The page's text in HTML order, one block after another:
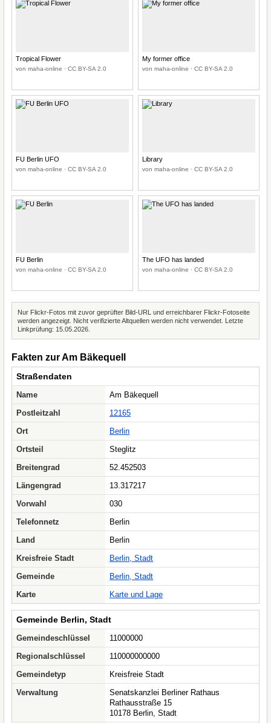
Tropical Flower
von maha-online · CC BY-SA 2.0
My former office
von maha-online · CC BY-SA 2.0
FU Berlin UFO
von maha-online · CC BY-SA 2.0
Library
von maha-online · CC BY-SA 2.0
FU Berlin
von maha-online · CC BY-SA 2.0
The UFO has landed
von maha-online · CC BY-SA 2.0
Nur Flickr-Fotos mit zuvor geprüfter Bild-URL und erreichbarer Flickr-Fotoseite
werden angezeigt. Nicht verifizierte Altquellen werden nicht verwendet. Letzte
Linkprüfung: 15.05.2026.
Fakten zur Am Bäkequell
Straßendaten
Name
Am Bäkequell
Postleitzahl
12165
Ort
Berlin
Ortsteil
Steglitz
Breitengrad
52.452503
Längengrad
13.317217
Vorwahl
030
Telefonnetz
Berlin
Land
Berlin
Kreisfreie Stadt
Berlin, Stadt
Gemeinde
Berlin, Stadt
Karte
Karte und Lage
Gemeinde Berlin, Stadt
Gemeindeschlüssel
11000000
Regionalschlüssel
110000000000
Gemeindetyp
Kreisfreie Stadt
Verwaltung
Senatskanzlei Berliner Rathaus
Rathausstraße 15
10178 Berlin, Stadt